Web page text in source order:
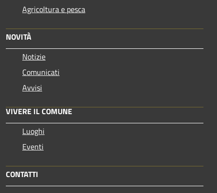
Agricoltura e pesca
NOVITÀ
Notizie
Comunicati
Avvisi
VIVERE IL COMUNE
Luoghi
Eventi
CONTATTI